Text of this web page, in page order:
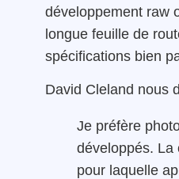
développement raw
longue feuille de
spécifications bien
David Cleland nous
Je préfère
développés. La
pour laquelle